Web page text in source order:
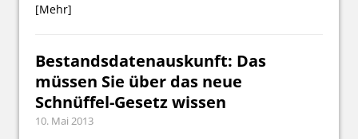
[Mehr]
Bestandsdatenauskunft: Das
müssen Sie über das neue
Schnüffel-Gesetz wissen
10. Mai 2013